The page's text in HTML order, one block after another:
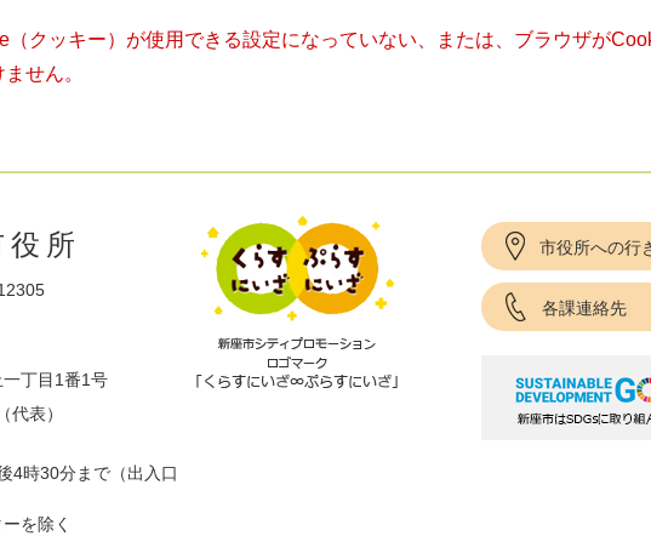
（クッキー）が使用できる設定になっていない、または、ブラウザが
せん。
役所
丁目1番1号
代表）
4時30分まで（出入口
を除く
市役所への行
各課連絡先